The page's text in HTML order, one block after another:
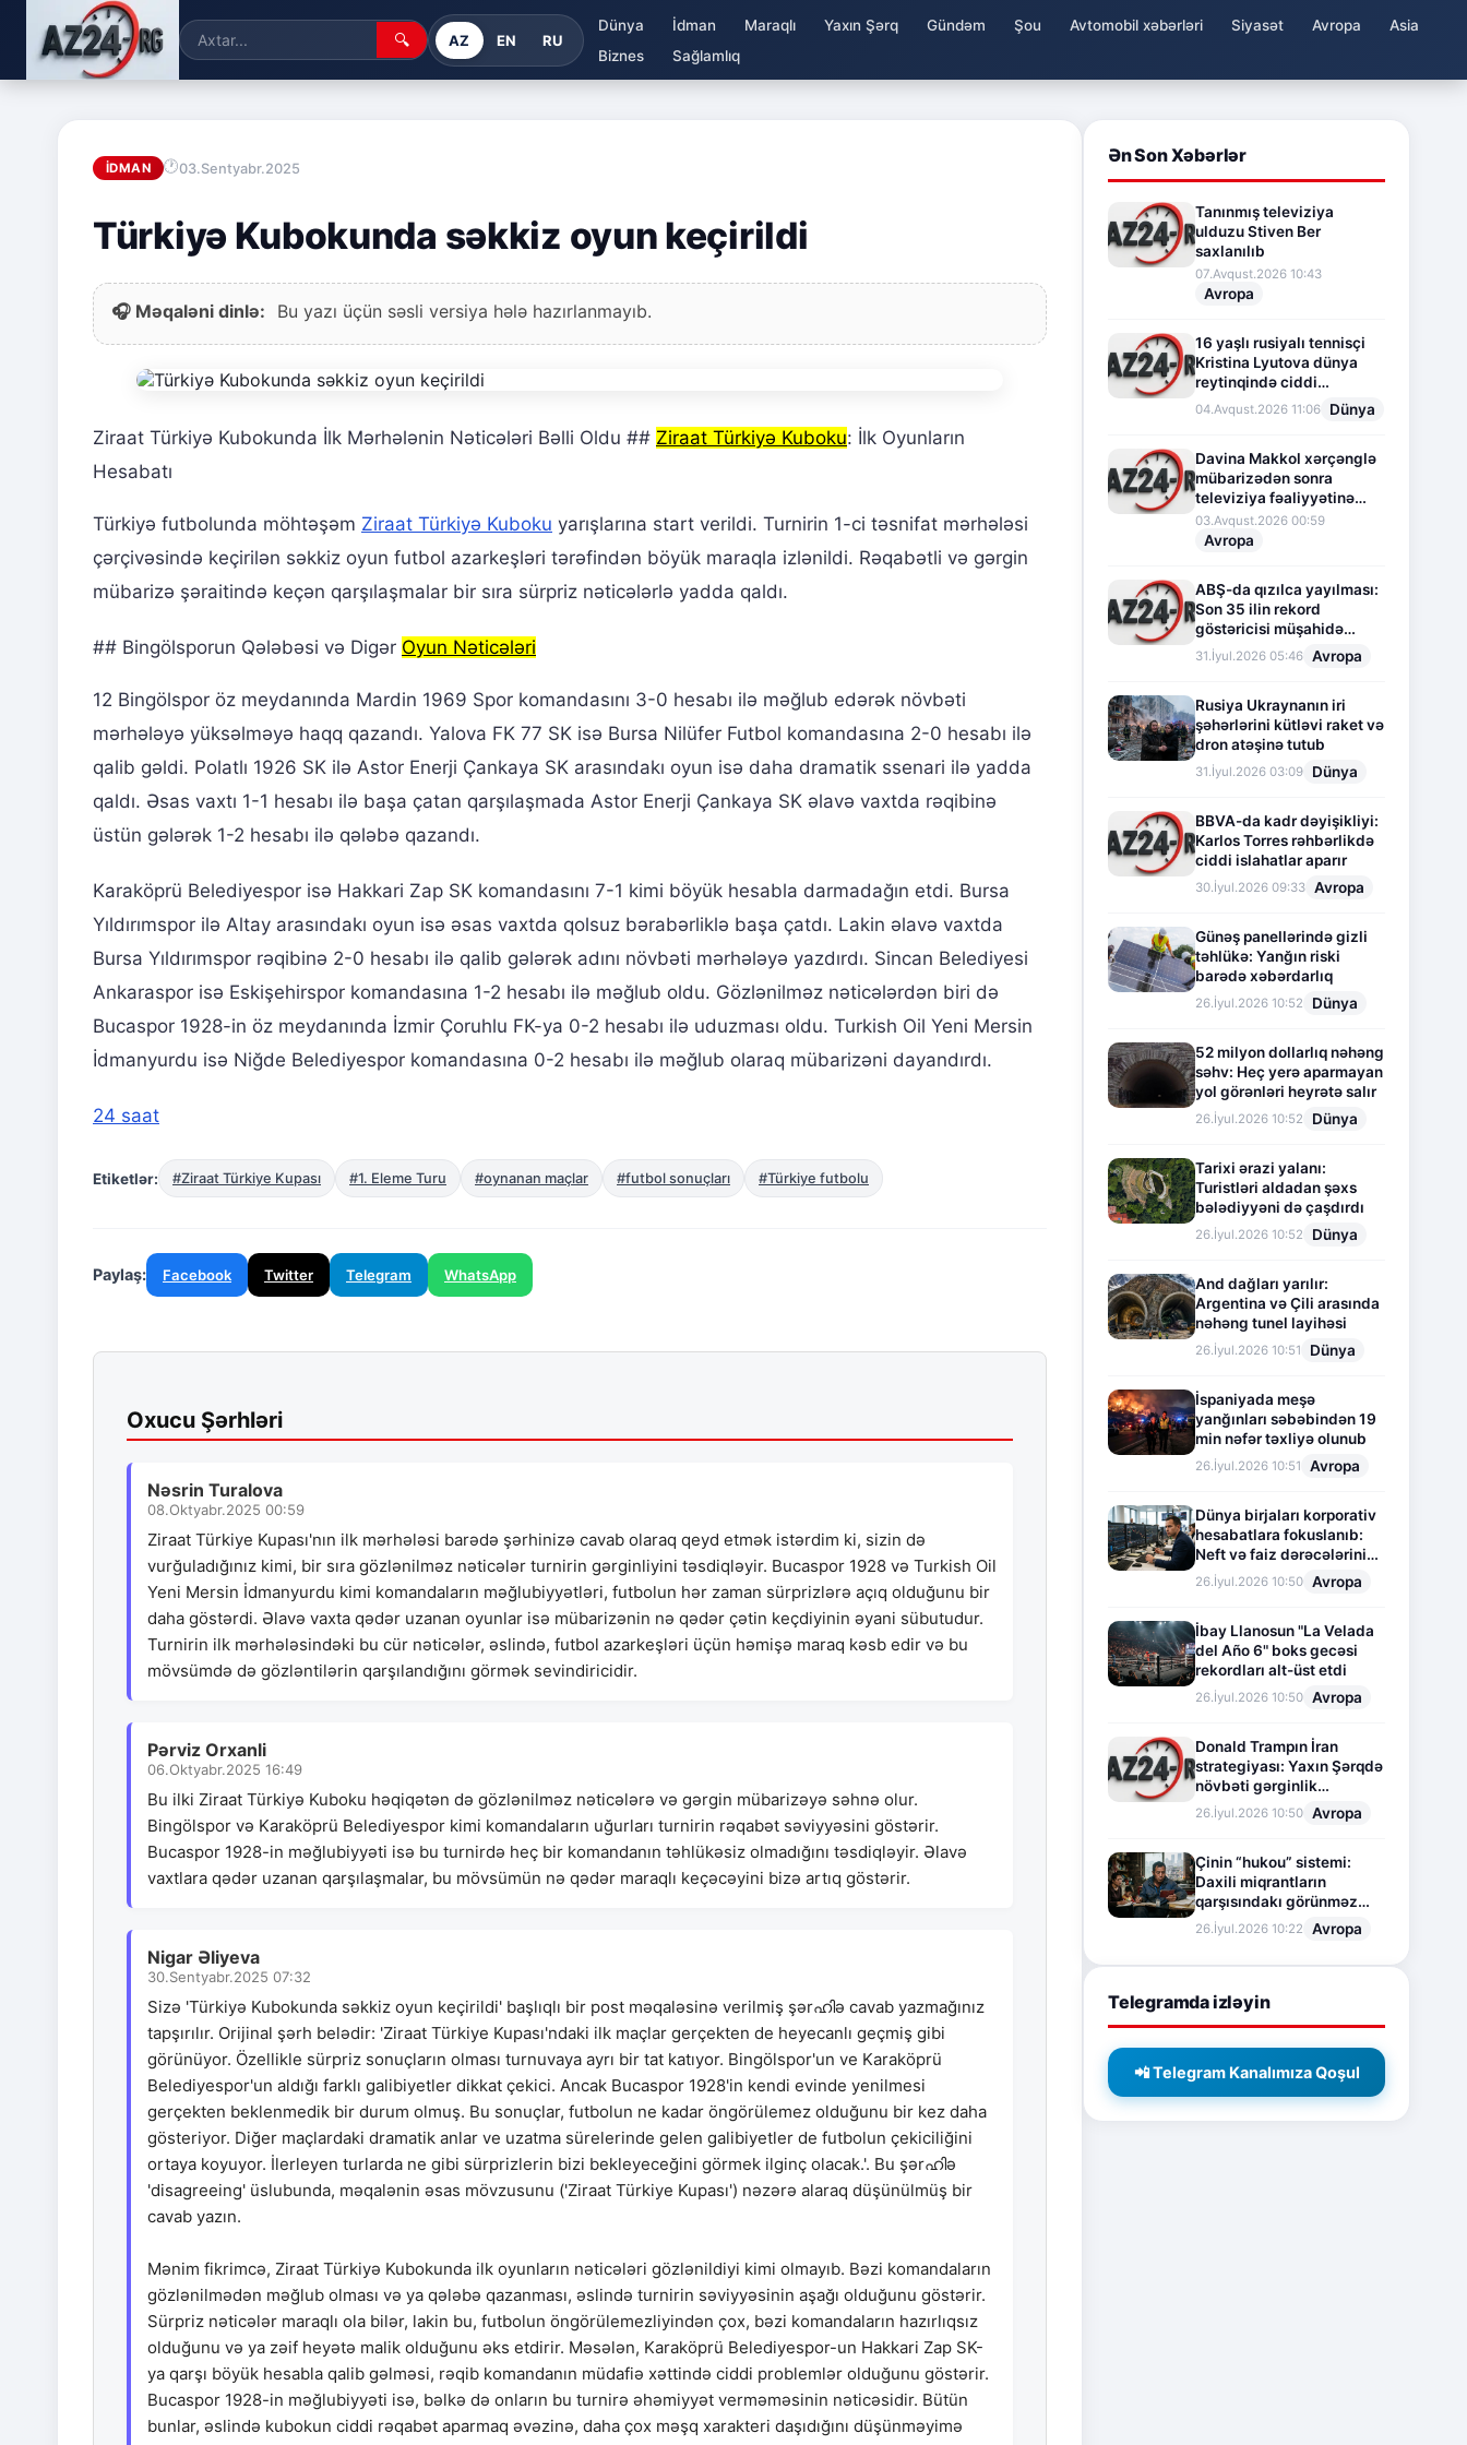
🔍 AZ EN RU
Dünya İdman Maraqlı Yaxın Şərq Gündəm Şou Avtomobil xəbərləri Siyasət Avropa
Asia
Biznes
Sağlamlıq
İDMAN 03.Sentyabr.2025
Türkiyə Kubokunda səkkiz oyun keçirildi
🎧 Məqaləni dinlə: Bu yazı üçün səsli versiya hələ hazırlanmayıb.
Ziraat Türkiyə Kubokunda İlk Mərhələnin Nəticələri Bəlli Oldu ## Ziraat Türkiyə Kuboku: İlk Oyunların
Hesabatı
Türkiyə futbolunda möhtəşəm Ziraat Türkiyə Kuboku yarışlarına start verildi. Turnirin 1-ci təsnifat mərhələsi
çərçivəsində keçirilən səkkiz oyun futbol azarkeşləri tərəfindən böyük maraqla izlənildi. Rəqabətli və gərgin
mübarizə şəraitində keçən qarşılaşmalar bir sıra sürpriz nəticələrlə yadda qaldı.
## Bingölsporun Qələbəsi və Digər Oyun Nəticələri
12 Bingölspor öz meydanında Mardin 1969 Spor komandasını 3-0 hesabı ilə məğlub edərək növbəti
mərhələyə yüksəlməyə haqq qazandı. Yalova FK 77 SK isə Bursa Nilüfer Futbol komandasına 2-0 hesabı ilə
qalib gəldi. Polatlı 1926 SK ilə Astor Enerji Çankaya SK arasındakı oyun isə daha dramatik ssenari ilə yadda
qaldı. Əsas vaxtı 1-1 hesabı ilə başa çatan qarşılaşmada Astor Enerji Çankaya SK əlavə vaxtda rəqibinə
üstün gələrək 1-2 hesabı ilə qələbə qazandı.
Karaköprü Belediyespor isə Hakkari Zap SK komandasını 7-1 kimi böyük hesabla darmadağın etdi. Bursa
Yıldırımspor ilə Altay arasındakı oyun isə əsas vaxtda qolsuz bərabərliklə başa çatdı. Lakin əlavə vaxtda
Bursa Yıldırımspor rəqibinə 2-0 hesabı ilə qalib gələrək adını növbəti mərhələyə yazdırdı. Sincan Belediyesi
Ankaraspor isə Eskişehirspor komandasına 1-2 hesabı ilə məğlub oldu. Gözlənilməz nəticələrdən biri də
Bucaspor 1928-in öz meydanında İzmir Çoruhlu FK-ya 0-2 hesabı ilə uduzması oldu. Turkish Oil Yeni Mersin
İdmanyurdu isə Niğde Belediyespor komandasına 0-2 hesabı ilə məğlub olaraq mübarizəni dayandırdı.
24 saat
Etiketlər: #Ziraat Türkiye Kupası #1. Eleme Turu #oynanan maçlar #futbol sonuçları #Türkiye futbolu
Paylaş: Facebook Twitter Telegram WhatsApp
Oxucu Şərhləri
Nəsrin Turalova
08.Oktyabr.2025 00:59
Ziraat Türkiye Kupası'nın ilk mərhələsi barədə şərhinizə cavab olaraq qeyd etmək istərdim ki, sizin də
vurğuladığınız kimi, bir sıra gözlənilməz nəticələr turnirin gərginliyini təsdiqləyir. Bucaspor 1928 və Turkish Oil
Yeni Mersin İdmanyurdu kimi komandaların məğlubiyyətləri, futbolun hər zaman sürprizlərə açıq olduğunu bir
daha göstərdi. Əlavə vaxta qədər uzanan oyunlar isə mübarizənin nə qədər çətin keçdiyinin əyani sübutudur.
Turnirin ilk mərhələsindəki bu cür nəticələr, əslində, futbol azarkeşləri üçün həmişə maraq kəsb edir və bu
mövsümdə də gözləntilərin qarşılandığını görmək sevindiricidir.
Pərviz Orxanli
06.Oktyabr.2025 16:49
Bu ilki Ziraat Türkiyə Kuboku həqiqətən də gözlənilməz nəticələrə və gərgin mübarizəyə səhnə olur.
Bingölspor və Karaköprü Belediyespor kimi komandaların uğurları turnirin rəqabət səviyyəsini göstərir.
Bucaspor 1928-in məğlubiyyəti isə bu turnirdə heç bir komandanın təhlükəsiz olmadığını təsdiqləyir. Əlavə
vaxtlara qədər uzanan qarşılaşmalar, bu mövsümün nə qədər maraqlı keçəcəyini bizə artıq göstərir.
Nigar Əliyeva
30.Sentyabr.2025 07:32
Sizə 'Türkiyə Kubokunda səkkiz oyun keçirildi' başlıqlı bir post məqaləsinə verilmiş şərഹിə cavab yazmağınız
tapşırılır. Orijinal şərh belədir: 'Ziraat Türkiye Kupası'ndaki ilk maçlar gerçekten de heyecanlı geçmiş gibi
görünüyor. Özellikle sürpriz sonuçların olması turnuvaya ayrı bir tat katıyor. Bingölspor'un ve Karaköprü
Belediyespor'un aldığı farklı galibiyetler dikkat çekici. Ancak Bucaspor 1928'in kendi evinde yenilmesi
gerçekten beklenmedik bir durum olmuş. Bu sonuçlar, futbolun ne kadar öngörülemez olduğunu bir kez daha
gösteriyor. Diğer maçlardaki dramatik anlar ve uzatma sürelerinde gelen galibiyetler de futbolun çekiciliğini
ortaya koyuyor. İlerleyen turlarda ne gibi sürprizlerin bizi bekleyeceğini görmek ilginç olacak.'. Bu şərഹിə
'disagreeing' üslubunda, məqalənin əsas mövzusunu ('Ziraat Türkiye Kupası') nəzərə alaraq düşünülmüş bir
cavab yazın.
Mənim fikrimcə, Ziraat Türkiyə Kubokunda ilk oyunların nəticələri gözlənildiyi kimi olmayıb. Bəzi komandaların
gözlənilmədən məğlub olması və ya qələbə qazanması, əslində turnirin səviyyəsinin aşağı olduğunu göstərir.
Sürpriz nəticələr maraqlı ola bilər, lakin bu, futbolun öngörülemezliyindən çox, bəzi komandaların hazırlıqsız
olduğunu və ya zəif heyətə malik olduğunu əks etdirir. Məsələn, Karaköprü Belediyespor-un Hakkari Zap SK-
ya qarşı böyük hesabla qalib gəlməsi, rəqib komandanın müdafiə xəttində ciddi problemlər olduğunu göstərir.
Bucaspor 1928-in məğlubiyyəti isə, bəlkə də onların bu turnirə əhəmiyyət verməməsinin nəticəsidir. Bütün
bunlar, əslində kubokun ciddi rəqabət aparmaq əvəzinə, daha çox məşq xarakteri daşıdığını düşünməyimə
Ən Son Xəbərlər
Tanınmış televiziya
ulduzu Stiven Ber
saxlanılıb
07.Avqust.2026 10:43
Avropa
16 yaşlı rusiyalı tennisçi
Kristina Lyutova dünya
reytinqində ciddi
irəliləyişə imza atdı
04.Avqust.2026 11:06 Dünya
Davina Makkol xərçənglə
mübarizədən sonra
televiziya fəaliyyətinə
fasilə verir
03.Avqust.2026 00:59
Avropa
ABŞ-da qızılca yayılması:
Son 35 ilin rekord
göstəricisi müşahidə
olunur
31.İyul.2026 05:46 Avropa
Rusiya Ukraynanın iri
şəhərlərini kütləvi raket və
dron atəşinə tutub
31.İyul.2026 03:09 Dünya
BBVA-da kadr dəyişikliyi:
Karlos Torres rəhbərlikdə
ciddi islahatlar aparır
30.İyul.2026 09:33 Avropa
Günəş panellərində gizli
təhlükə: Yanğın riski
barədə xəbərdarlıq
26.İyul.2026 10:52 Dünya
52 milyon dollarlıq nəhəng
səhv: Heç yerə aparmayan
yol görənləri heyrətə salır
26.İyul.2026 10:52 Dünya
Tarixi ərazi yalanı:
Turistləri aldadan şəxs
bələdiyyəni də çaşdırdı
26.İyul.2026 10:52 Dünya
And dağları yarılır:
Argentina və Çili arasında
nəhəng tunel layihəsi
26.İyul.2026 10:51 Dünya
İspaniyada meşə
yanğınları səbəbindən 19
min nəfər təxliyə olunub
26.İyul.2026 10:51 Avropa
Dünya birjaları korporativ
hesabatlara fokuslanıb:
Neft və faiz dərəcələrinin
təsiri altında cari vəziyyət
26.İyul.2026 10:50 Avropa
İbay Llanosun "La Velada
del Año 6" boks gecəsi
rekordları alt-üst etdi
26.İyul.2026 10:50 Avropa
Donald Trampın İran
strategiyası: Yaxın Şərqdə
növbəti gərginlik
mərhələsi
26.İyul.2026 10:50 Avropa
Çinin “hukou” sistemi:
Daxili miqrantların
qarşısındakı görünməz
sədd
26.İyul.2026 10:22 Avropa
Telegramda izləyin
📲 Telegram Kanalımıza Qoşul